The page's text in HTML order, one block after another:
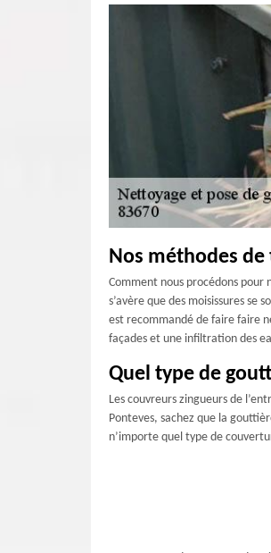
Nos méthodes
Comment nous procédons pour
s’avère que des moisissures
est recommandé de faire faire
façades et une infiltration des
Quel type de
Les couvreurs zingueurs de
Ponteves, sachez que la
n’importe quel type de